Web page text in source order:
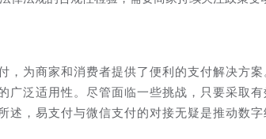
，为商家和消费者提供了便利的支付解决方
广泛适用性。尽管面临一些挑战，只要采取
述，易支付与微信支付的对接无疑是推动数字